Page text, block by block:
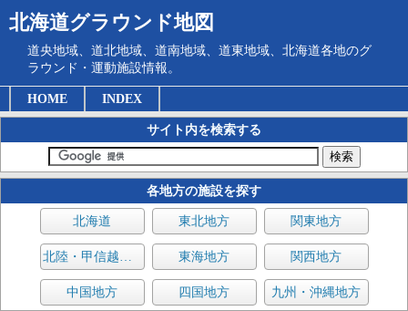
北海道グラウンド地図
道央地域、道北地域、道南地域、道東地域、北海道各地のグ
ラウンド・運動施設情報。
HOME INDEX
サイト内を検索する
各地方の施設を探す
北海道 東北地方 関東地方
北陸・甲信越地方 東海地方 関西地方
中国地方 四国地方 九州・沖縄地方